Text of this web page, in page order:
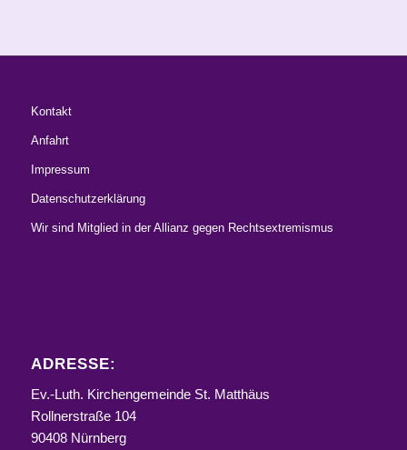
Kontakt
Anfahrt
Impressum
Datenschutzerklärung
Wir sind Mitglied in der Allianz gegen Rechtsextremismus
ADRESSE:
Ev.-Luth. Kirchengemeinde St. Matthäus
Rollnerstraße 104
90408 Nürnberg